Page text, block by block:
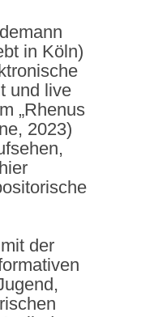
in Köln)
und live
„Rhenus
2023)
der